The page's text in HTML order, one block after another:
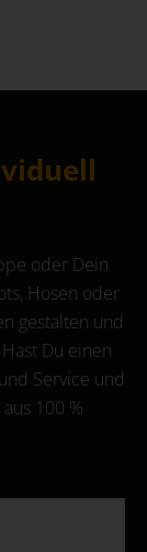
oder Dein
Hosen oder
gestalten und
Du einen
Service und
100 %